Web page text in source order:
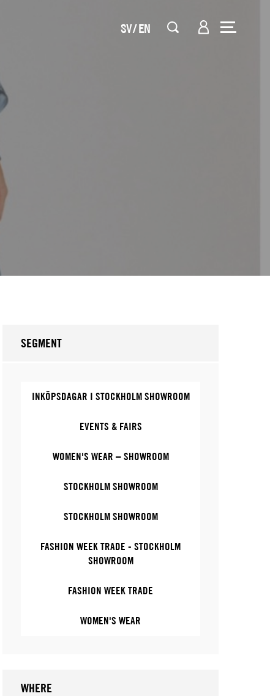
SV EN
SEGMENT
INKÖPSDAGAR I STOCKHOLM SHOWROOM
EVENTS & FAIRS
WOMEN'S WEAR – SHOWROOM
STOCKHOLM SHOWROOM
STOCKHOLM SHOWROOM
FASHION WEEK TRADE - STOCKHOLM
SHOWROOM
FASHION WEEK TRADE
WOMEN'S WEAR
WHERE